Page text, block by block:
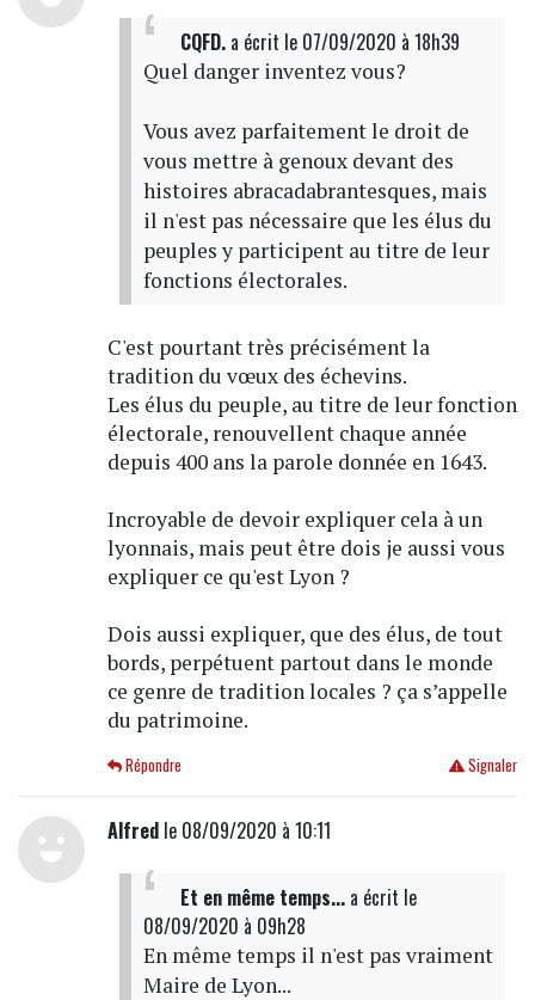
CQFD.a écrit le 07/09/2020 à 18h39
Quel danger inventez vous?
Vous avez parfaitement le droit de
vous mettre à genoux devant des
histoires abracadabrantesques, mais
il n'est pas nécessaire que les élus du
peuples y participent au titre de leur
fonctions électorales.
C'est pourtant très précisément la
tradition du vœux des échevins.
Les élus du peuple, au titre de leur fonction
électorale, renouvellent chaque année
depuis 400 ans la parole donnée en 1643.
Incroyable de devoir expliquer cela à un
lyonnais, mais peut être dois je aussi vous
expliquer ce qu'est Lyon ?
Dois aussi expliquer, que des élus, de tout
bords, perpétuent partout dans le monde
ce genre de tradition locales ? ça s’appelle
du patrimoine.
Signaler
Répondre
Alfredle 08/09/2020 à 10:11
Et en même temps...a écrit le
08/09/2020 à 09h28
En même temps il n'est pas vraiment
Maire de Lyon...